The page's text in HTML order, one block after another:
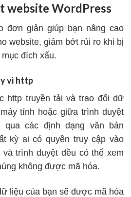
website WordPress
đơn giản giúp bạn nâng cao
website, giảm bớt rủi ro khi bị
đích xấu.
vì http
http truyền tải và trao đổi dữ
tính hoặc giữa trình duyệt
qua các định dạng văn bản
kỳ ai có quyền truy cập vào
trình duyệt đều có thể xem
không được mã hóa.
liệu của bạn sẽ được mã hóa